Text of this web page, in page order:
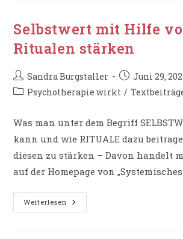
Zeichen
Von
Selbstwert mit Hilfe
Ritualen stärken
Beitrags-
Autor:
Sandra Burgstaller
Beitrag
veröffentlicht:
Juni 29,
Beitrags-
Psychotherapie wirkt /
Was man unter dem Begriff
kann und wie RITUALE dazu
diesen zu stärken – Davon handelt
auf der Homepage von
Weiterlesen Selbstwert
Mit